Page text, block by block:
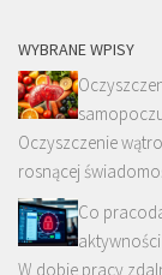
WYBRANE WPISY
Oczyszczenie
rosnącej
Co
W dobie pracy